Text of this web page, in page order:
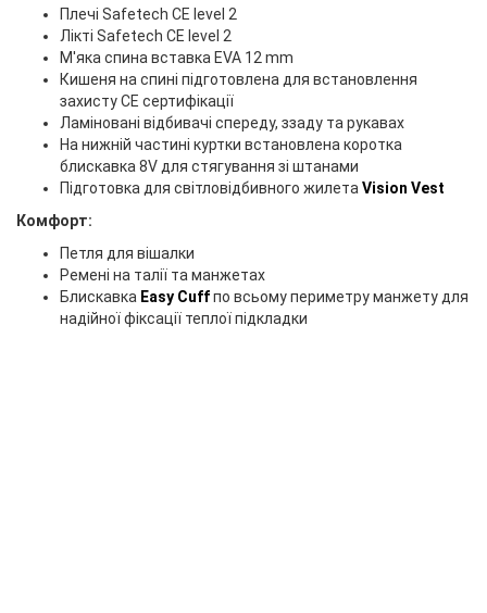
Плечі Safetech CE level 2
Лікті Safetech CE level 2
М'яка спина вставка EVA 12 mm
Кишеня на спині підготовлена для встановлення
захисту CE сертифікації
Ламіновані відбивачі спереду, ззаду та рукавах
На нижній частині куртки встановлена коротка
блискавка 8V для стягування зі штанами
Підготовка для світловідбивного жилета Vision Vest
Комфорт:
Петля для вішалки
Ремені на талії та манжетах
Блискавка Easy Cuffпо всьому периметру манжету для
надійної фіксації теплої підкладки